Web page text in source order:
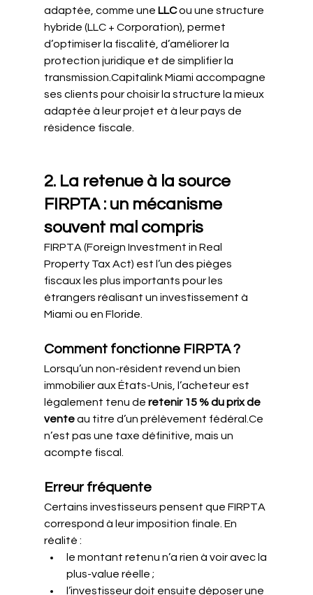
adaptée, comme une LLC ou une structure
hybride (LLC + Corporation), permet
d’optimiser la fiscalité, d’améliorer la
protection juridique et de simplifier la
transmission.Capitalink Miami accompagne
ses clients pour choisir la structure la mieux
adaptée à leur projet et à leur pays de
résidence fiscale.
2. La retenue à la source
FIRPTA : un mécanisme
souvent mal compris
FIRPTA (Foreign Investment in Real
Property Tax Act) est l’un des pièges
fiscaux les plus importants pour les
étrangers réalisant un investissement à
Miami ou en Floride.
Comment fonctionne FIRPTA ?
Lorsqu’un non-résident revend un bien
immobilier aux États-Unis, l’acheteur est
légalement tenu de retenir 15 % du prix de
vente au titre d’un prélèvement fédéral.Ce
n’est pas une taxe définitive, mais un
acompte fiscal.
Erreur fréquente
Certains investisseurs pensent que FIRPTA
correspond à leur imposition finale. En
réalité :
le montant retenu n’a rien à voir avec la
plus-value réelle ;
l’investisseur doit ensuite déposer une